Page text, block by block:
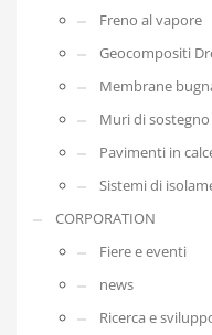
Freno al vapore
Geocompositi
Membrane
Muri di sostegno
Pavimenti in
Sistemi di
CORPORATION
Fiere e eventi
news
Ricerca e